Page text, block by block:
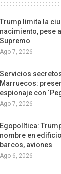
Trump limita la
nacimiento, pese
Supremo
Ago 7, 2026
Servicios
Marruecos:
espionaje con
Ago 7, 2026
Egopolítica:
nombre en
barcos, aviones
Ago 6, 2026